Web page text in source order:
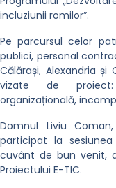
incluziunii romilor”.
Pe parcursul celor
publici, personal
Călărași, Alexandria
vizate de proiect:
organizațională,
Domnul Liviu
participat la
cuvânt de bun venit,
Proiectului E-TIC.